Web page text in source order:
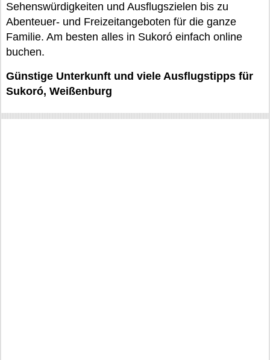
Sehenswürdigkeiten und Ausflugszielen bis zu
Abenteuer- und Freizeitangeboten für die ganze
Familie. Am besten alles in Sukoró einfach online
buchen.
Günstige Unterkunft und viele Ausflugstipps für
Sukoró, Weißenburg